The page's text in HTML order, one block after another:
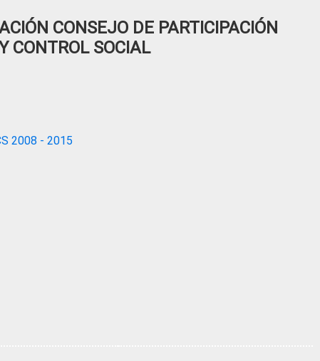
CONSEJO DE PARTICIPACIÓN
CONTROL SOCIAL
2008 - 2015